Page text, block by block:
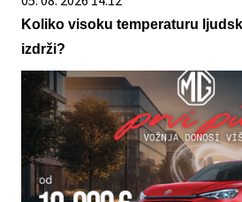
Koliko visoku temperaturu
izdrži?